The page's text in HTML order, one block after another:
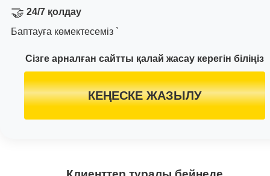
🤝 24/7 қолдау
Баптауға көмектесеміз `
Сізге арналған сайтты қалай жасау керегін біліңіз
КЕҢЕСКЕ ЖАЗЫЛУ